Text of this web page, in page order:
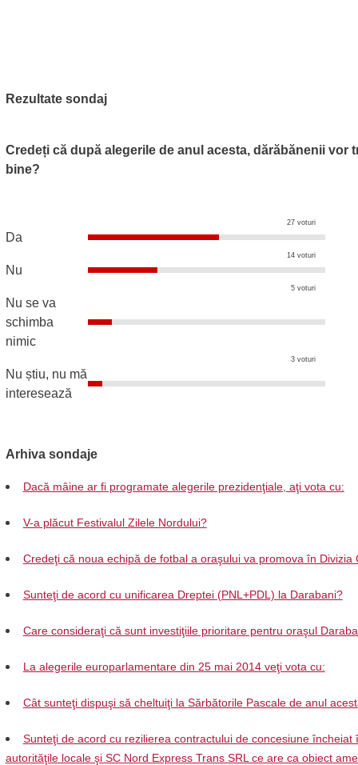
Rezultate sondaj
Credeți că după alegerile de anul acesta, dărăbănenii vor
bine?
27 voturi
Da
14 voturi
Nu
5 voturi
Nu se va
schimba
nimic
3 voturi
Nu știu, nu mă
interesează
Arhiva sondaje
Dacă mâine ar fi programate alegerile prezidenţiale, aţi vota cu:
V-a plăcut Festivalul Zilele Nordului?
Credeţi că noua echipă de fotbal a oraşului va promova în Divizia
Sunteţi de acord cu unificarea Dreptei (PNL+PDL) la Darabani?
Care consideraţi că sunt investiţiile prioritare pentru oraşul
La alegerile europarlamentare din 25 mai 2014 veţi vota cu:
Cât sunteţi dispuşi să cheltuiţi la Sărbătorile Pascale de anul
Sunteţi de acord cu rezilierea contractului de concesiune încheiat
autorităţile locale şi SC Nord Express Trans SRL ce are ca obiect